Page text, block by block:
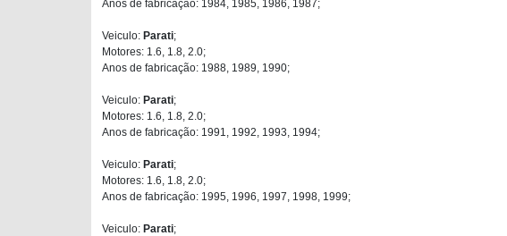
Anos de fabricação: 1984, 1985, 1986, 1987;
Veiculo: Parati;
Motores: 1.6, 1.8, 2.0;
Anos de fabricação: 1988, 1989, 1990;
Veiculo: Parati;
Motores: 1.6, 1.8, 2.0;
Anos de fabricação: 1991, 1992, 1993, 1994;
Veiculo: Parati;
Motores: 1.6, 1.8, 2.0;
Anos de fabricação: 1995, 1996, 1997, 1998, 1999;
Veiculo: Parati;